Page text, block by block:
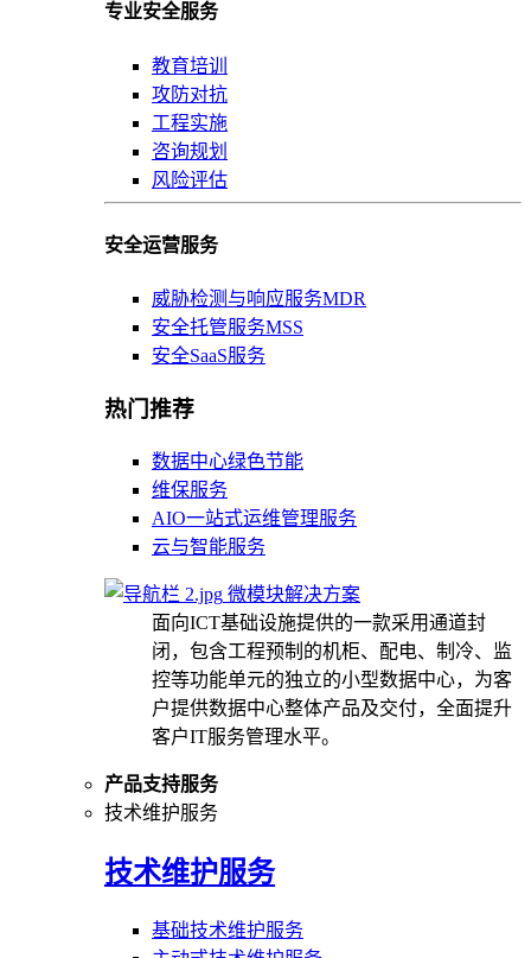
专业安全服务
教育培训
攻防对抗
工程实施
咨询规划
风险评估
安全运营服务
威胁检测与响应服务MDR
安全托管服务MSS
安全SaaS服务
热门推荐
数据中心绿色节能
维保服务
AIO一站式运维管理服务
云与智能服务
微模块解决方案
面向ICT基础设施提供的一款采用通道封
闭，包含工程预制的机柜、配电、制冷、监
控等功能单元的独立的小型数据中心，为客
户提供数据中心整体产品及交付，全面提升
客户IT服务管理水平。
产品支持服务
技术维护服务
技术维护服务
基础技术维护服务